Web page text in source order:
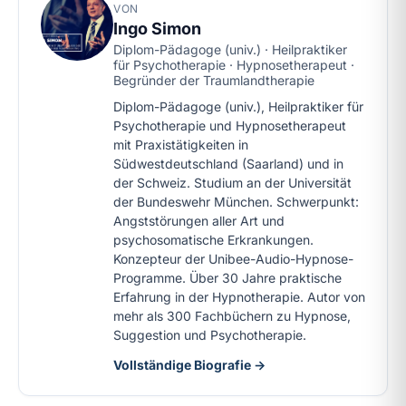
VON
Ingo Simon
Diplom-Pädagoge (univ.) · Heilpraktiker
für Psychotherapie · Hypnosetherapeut ·
Begründer der Traumlandtherapie
Diplom-Pädagoge (univ.), Heilpraktiker für
Psychotherapie und Hypnosetherapeut
mit Praxistätigkeiten in
Südwestdeutschland (Saarland) und in
der Schweiz. Studium an der Universität
der Bundeswehr München. Schwerpunkt:
Angststörungen aller Art und
psychosomatische Erkrankungen.
Konzepteur der Unibee-Audio-Hypnose-
Programme. Über 30 Jahre praktische
Erfahrung in der Hypnotherapie. Autor von
mehr als 300 Fachbüchern zu Hypnose,
Suggestion und Psychotherapie.
Vollständige Biografie →